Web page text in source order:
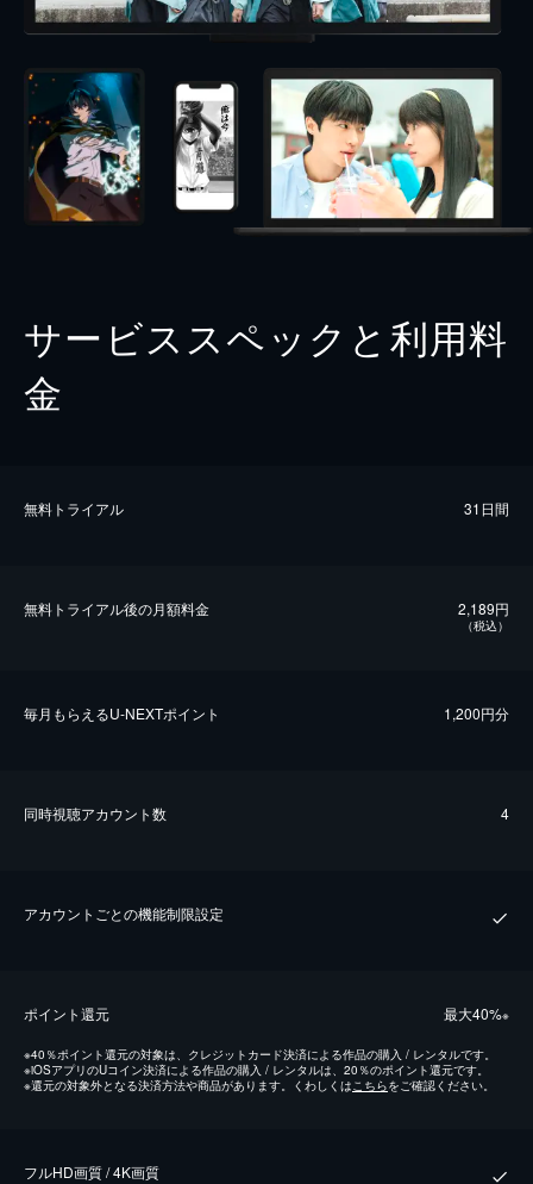
サービススペックと利用料
金
無料トライアル 31日間
無料トライアル後の⽉額料金 2,189円
（税込）
毎⽉もらえるU-NEXTポイント 1,200円分
同時視聴アカウント数 4
アカウントごとの機能制限設定
ポイント還元 最⼤40%※
※40％ポイント還元の対象は、クレジットカード決済による作品の購入 / レンタルです。
※iOSアプリのUコイン決済による作品の購入 / レンタルは、20％のポイント還元です。
※還元の対象外となる決済方法や商品があります。くわしくはこちらをご確認ください。
フルHD画質 / 4K画質